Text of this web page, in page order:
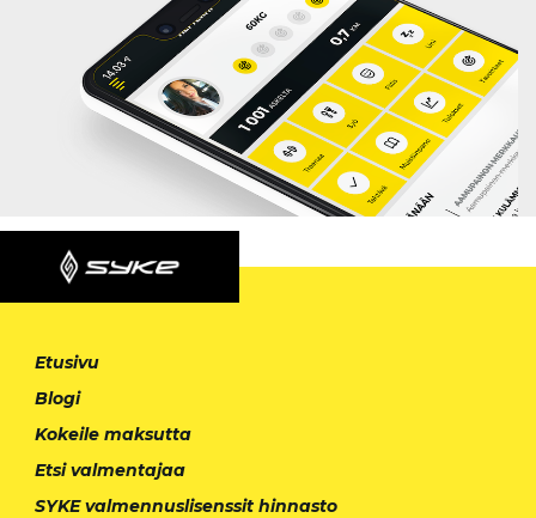
Etusivu
Blogi
Kokeile maksutta
Etsi valmentajaa
SYKE valmennuslisenssit hinnasto